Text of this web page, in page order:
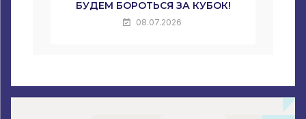
БУДЕМ БОРОТЬСЯ ЗА КУБОК!
08.07.2026